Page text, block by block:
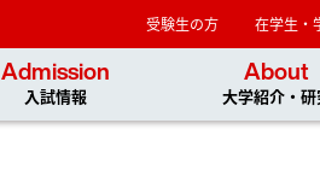
受験生の方 在学生・
Admission
入試情報
About
大学紹介・研